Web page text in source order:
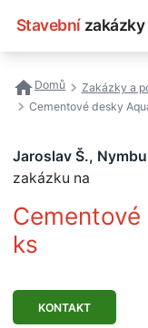
Stavební zakázky
Všechny zakázky
Nejčastější
Domů Zakázky a
Cementové desky
Jaroslav Š.,
zakázku na
ks
KONTAKT